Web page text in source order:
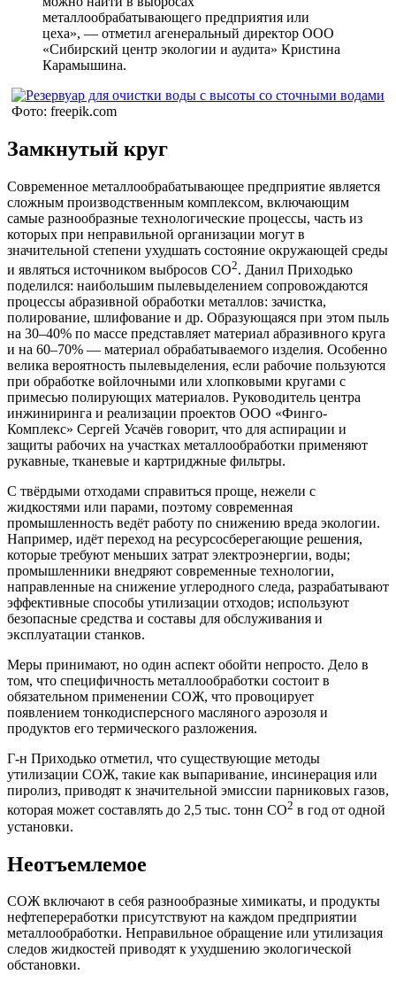
металлообрабатывающего предприятия или
цеха», — отметил агенеральный директор ООО
«Сибирский центр экологии и аудита» Кристина
Карамышина.
Фото: freepik.com
Замкнутый круг
Современное металлообрабатывающее предприятие является
сложным производственным комплексом, включающим
самые разнообразные технологические процессы, часть из
которых при неправильной организации могут в
значительной степени ухудшать состояние окружающей среды
и являться источником выбросов СО2. Данил Приходько
поделился: наибольшим пылевыделением сопровождаются
процессы абразивной обработки металлов: зачистка,
полирование, шлифование и др. Образующаяся при этом пыль
на 30–40% по массе представляет материал абразивного круга
и на 60–70% — материал обрабатываемого изделия. Особенно
велика вероятность пылевыделения, если рабочие пользуются
при обработке войлочными или хлопковыми кругами с
примесью полирующих материалов. Руководитель центра
инжиниринга и реализации проектов ООО «Финго-
Комплекс» Сергей Усачёв говорит, что для аспирации и
защиты рабочих на участках металлообработки применяют
рукавные, тканевые и картриджные фильтры.
С твёрдыми отходами справиться проще, нежели с
жидкостями или парами, поэтому современная
промышленность ведёт работу по снижению вреда экологии.
Например, идёт переход на ресурсосберегающие решения,
которые требуют меньших затрат электроэнергии, воды;
промышленники внедряют современные технологии,
направленные на снижение углеродного следа, разрабатывают
эффективные способы утилизации отходов; используют
безопасные средства и составы для обслуживания и
эксплуатации станков.
Меры принимают, но один аспект обойти непросто. Дело в
том, что специфичность металлообработки состоит в
обязательном применении СОЖ, что провоцирует
появлением тонкодисперсного масляного аэрозоля и
продуктов его термического разложения.
Г-н Приходько отметил, что существующие методы
утилизации СОЖ, такие как выпаривание, инсинерация или
пиролиз, приводят к значительной эмиссии парниковых газов,
которая может составлять до 2,5 тыс. тонн CO2 в год от одной
установки.
Неотъемлемое
СОЖ включают в себя разнообразные химикаты, и продукты
нефтепереработки присутствуют на каждом предприятии
металлообработки. Неправильное обращение или утилизация
следов жидкостей приводят к ухудшению экологической
обстановки.